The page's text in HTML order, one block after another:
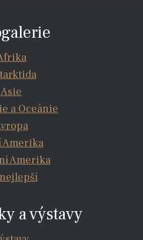
Asie
a Oceánie
Amerika
Amerika
a výstavy